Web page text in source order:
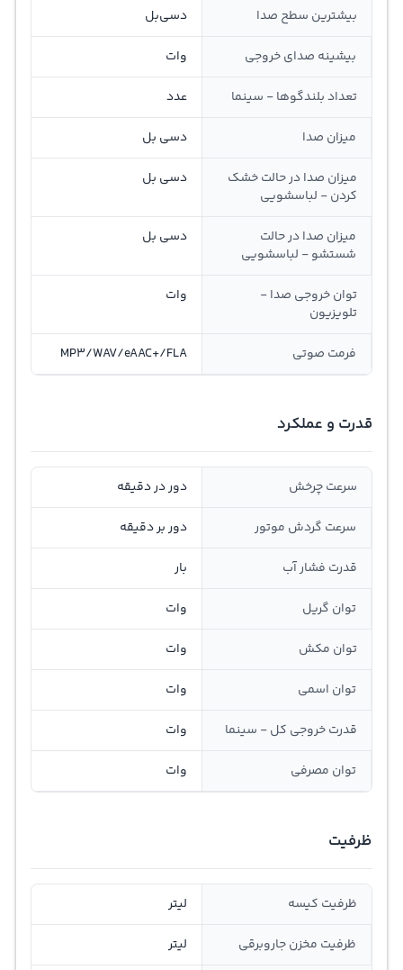
بیشترین سطح صدا دسی‌بل
بیشینه صدای خروجی وات
تعداد بلندگوها - سینما عدد
میزان صدا دسی بل
میزان صدا در حالت خشک
کردن - لباسشویی
دسی بل
میزان صدا در حالت
شستشو - لباسشویی
دسی بل
توان خروجی صدا -
تلویزیون
وات
فرمت صوتی MP3/WAV/eAAC+/FLA
قدرت و عملکرد
سرعت چرخش دور در دقیقه
سرعت گردش موتور دور بر دقیقه
قدرت فشار آب بار
توان گريل وات
توان مکش وات
توان اسمی وات
قدرت خروجی کل - سینما وات
توان مصرفی وات
ظرفیت
ظرفیت کیسه لیتر
ظرفیت مخزن جاروبرقی لیتر